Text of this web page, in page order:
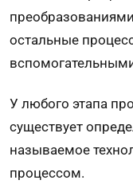
остальные
У любого этапа
существует
называемое
процессом.